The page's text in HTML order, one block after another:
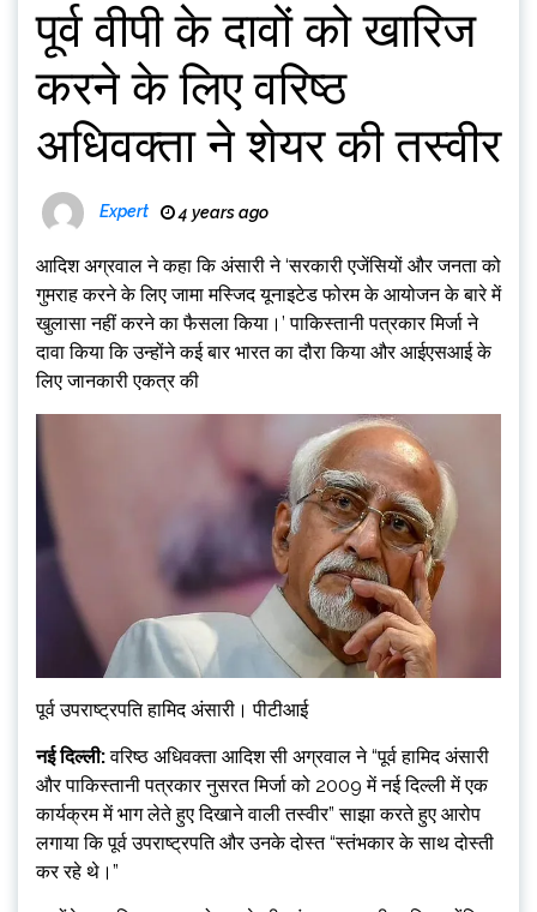
पूर्व वीपी के दावों को खारिज
करने के लिए वरिष्ठ
अधिवक्ता ने शेयर की तस्वीर
Expert 4 years ago
आदिश अग्रवाल ने कहा कि अंसारी ने ‘सरकारी एजेंसियों और जनता को
गुमराह करने के लिए जामा मस्जिद यूनाइटेड फोरम के आयोजन के बारे में
खुलासा नहीं करने का फैसला किया।’ पाकिस्तानी पत्रकार मिर्जा ने
दावा किया कि उन्होंने कई बार भारत का दौरा किया और आईएसआई के
लिए जानकारी एकत्र की
पूर्व उपराष्ट्रपति हामिद अंसारी। पीटीआई
नई दिल्ली:वरिष्ठ अधिवक्ता आदिश सी अग्रवाल ने “पूर्व हामिद अंसारी
और पाकिस्तानी पत्रकार नुसरत मिर्जा को 2009 में नई दिल्ली में एक
कार्यक्रम में भाग लेते हुए दिखाने वाली तस्वीर” साझा करते हुए आरोप
लगाया कि पूर्व उपराष्ट्रपति और उनके दोस्त “स्तंभकार के साथ दोस्ती
कर रहे थे।”